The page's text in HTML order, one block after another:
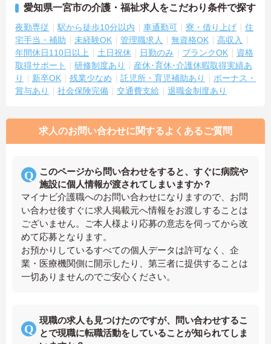
愛知県一宮市の介護・福祉求人をこだわり条件で探す
夜勤専従 駅から徒歩10分以内 車通勤可 寮・借り上げ
住
宅手当・補助
未経験OK 管理職求人 無資格OK
高収入
年間休日110日以上
土日祝休 日勤のみ ブランクOK
資格
取得サポート
研修制度あり
産休･育休･介護休暇取得実績あ
り
新卒OK 残業少なめ 託児所・育児補助あり
ボーナス・
賞与あり
社会保険完備 交通費支給 退職金制度あり
求人のお問い合わせに関するよくあるご質問
このページから問い合わせをすると、すぐに病院や
施設に個人情報が渡されてしまいますか？
マイナビ介護職へのお問い合わせになりますので、お問
い合わせ後すぐに求人掲載元へ情報をお渡しすることは
ございません。ご本人様より応募の意志を伺ってから改
めて応募となります。
お預かりしているすべての個人データは許可なく、企
業・医療機関側に開示したり、第三者に提供することは
一切ありませんのでご安心ください。
現職の求人も見つけたのですが、問い合わせするこ
とで現職に転職活動をしていることが知られてしま